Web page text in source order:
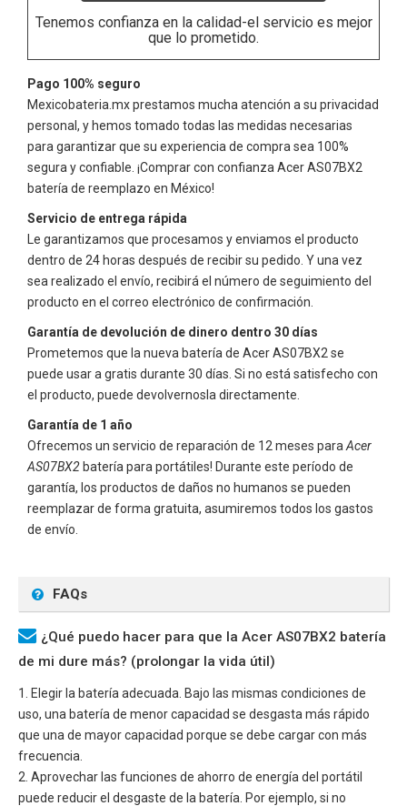
Tenemos confianza en la calidad-el servicio es mejor
que lo prometido.
Pago 100% seguro
Mexicobateria.mx prestamos mucha atención a su privacidad
personal, y hemos tomado todas las medidas necesarias
para garantizar que su experiencia de compra sea 100%
segura y confiable. ¡Comprar con confianza Acer AS07BX2
batería de reemplazo en México!
Servicio de entrega rápida
Le garantizamos que procesamos y enviamos el producto
dentro de 24 horas después de recibir su pedido. Y una vez
sea realizado el envío, recibirá el número de seguimiento del
producto en el correo electrónico de confirmación.
Garantía de devolución de dinero dentro 30 días
Prometemos que la nueva batería de Acer AS07BX2 se
puede usar a gratis durante 30 días. Si no está satisfecho con
el producto, puede devolvernosla directamente.
Garantía de 1 año
Ofrecemos un servicio de reparación de 12 meses para Acer
AS07BX2 batería para portátiles! Durante este período de
garantía, los productos de daños no humanos se pueden
reemplazar de forma gratuita, asumiremos todos los gastos
de envío.
FAQs
¿Qué puedo hacer para que la Acer AS07BX2 batería
de mi dure más? (prolongar la vida útil)
1. Elegir la batería adecuada. Bajo las mismas condiciones de
uso, una batería de menor capacidad se desgasta más rápido
que una de mayor capacidad porque se debe cargar con más
frecuencia.
2. Aprovechar las funciones de ahorro de energía del portátil
puede reducir el desgaste de la batería. Por ejemplo, si no